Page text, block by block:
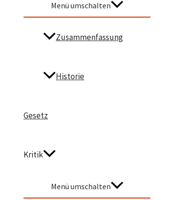
Menü umschalten
Zusammenfassung
Historie
Gesetz
Kritik
Menü umschalten